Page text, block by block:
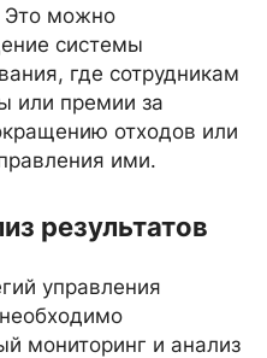
Это можно
системы
где сотрудникам
или премии за
отходов или
ими.
результатов
управления
мониторинг и анализ